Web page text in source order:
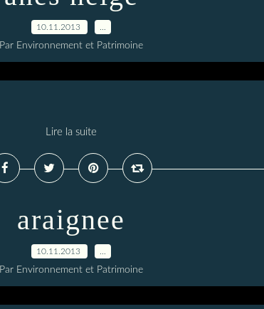
10.11.2013
Par Environnement et Patrimoine
Lire la suite
araignee
10.11.2013
Par Environnement et Patrimoine